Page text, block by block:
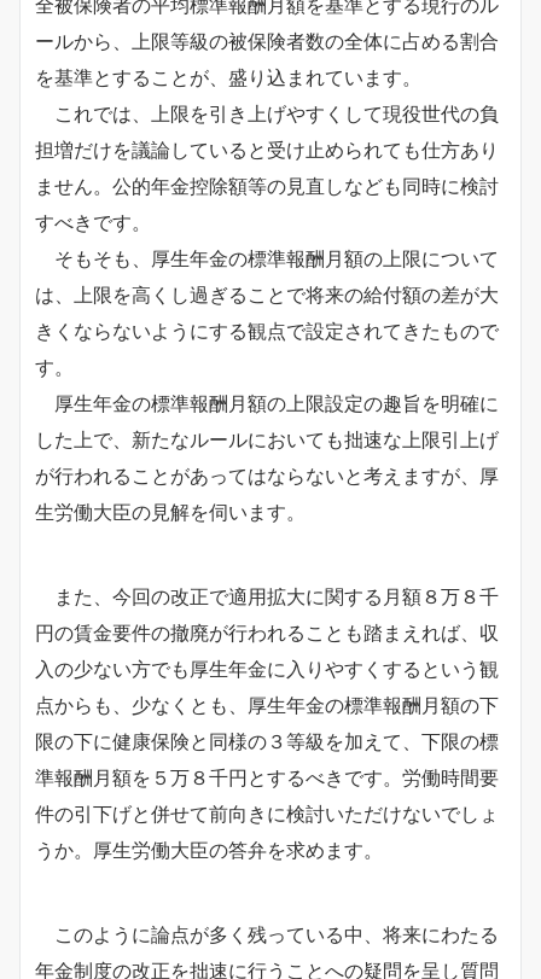
全被保険者の平均標準報酬月額を基準とする現行のル
ールから、上限等級の被保険者数の全体に占める割合
を基準とすることが、盛り込まれています。
これでは、上限を引き上げやすくして現役世代の負
担増だけを議論していると受け止められても仕方あり
ません。公的年金控除額等の見直しなども同時に検討
すべきです。
そもそも、厚生年金の標準報酬月額の上限について
は、上限を高くし過ぎることで将来の給付額の差が大
きくならないようにする観点で設定されてきたもので
す。
厚生年金の標準報酬月額の上限設定の趣旨を明確に
した上で、新たなルールにおいても拙速な上限引上げ
が行われることがあってはならないと考えますが、厚
生労働大臣の見解を伺います。
また、今回の改正で適用拡大に関する月額８万８千
円の賃金要件の撤廃が行われることも踏まえれば、収
入の少ない方でも厚生年金に入りやすくするという観
点からも、少なくとも、厚生年金の標準報酬月額の下
限の下に健康保険と同様の３等級を加えて、下限の標
準報酬月額を５万８千円とするべきです。労働時間要
件の引下げと併せて前向きに検討いただけないでしょ
うか。厚生労働大臣の答弁を求めます。
このように論点が多く残っている中、将来にわたる
年金制度の改正を拙速に行うことへの疑問を呈し質問